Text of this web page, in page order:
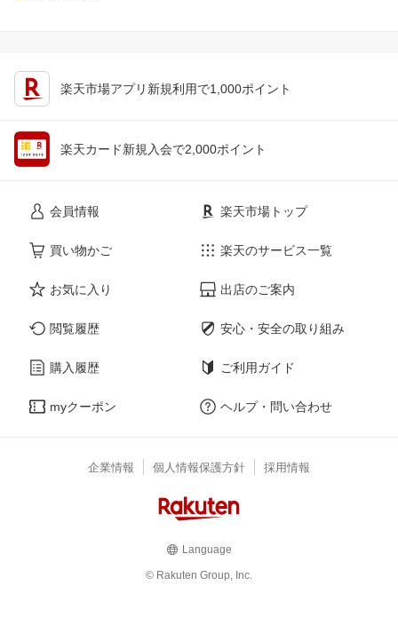
楽天市場アプリ新規利用で1,000ポイント
楽天カード新規入会で2,000ポイント
会員情報
買い物かご
お気に入り
閲覧履歴
購入履歴
myクーポン
楽天市場トップ
楽天のサービス一覧
出店のご案内
安心・安全の取り組み
ご利用ガイド
ヘルプ・問い合わせ
企業情報 個人情報保護方針 採用情報
Language
© Rakuten Group, Inc.